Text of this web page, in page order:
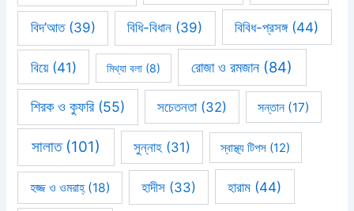
বিদ’আত(39) বিধি-বিধান (39) বিবিধ-প্রসঙ্গ(44)
বিয়ে(41) মিথ্যা বলা(8) রোজা ও রমজান (84)
শিরক ও কুফরি(55) সচেতনতা(32) সন্তান(17)
সালাত(101) সুন্নাহ (31) স্বাস্থ্য টিপস (12)
হজ্জ ও ওমরাহ্‌(18) হাদীস(33) হারাম (44)